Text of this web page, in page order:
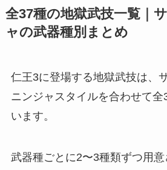
全37種の地獄武技一覧｜
ャの武器種別まとめ
仁王3に登場する地獄武技は、
ニンジャスタイルを合わせて全
います。
武器種ごとに2〜3種類ずつ用